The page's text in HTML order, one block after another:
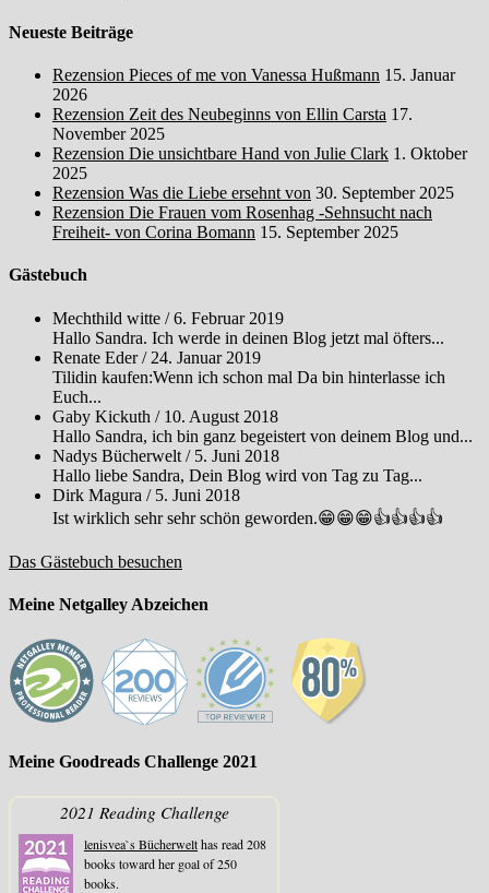
Neueste Beiträge
Rezension Pieces of me von Vanessa Hußmann 15. Januar
2026
Rezension Zeit des Neubeginns von Ellin Carsta 17.
November 2025
Rezension Die unsichtbare Hand von Julie Clark 1. Oktober
2025
Rezension Was die Liebe ersehnt von 30. September 2025
Rezension Die Frauen vom Rosenhag -Sehnsucht nach
Freiheit- von Corina Bomann 15. September 2025
Gästebuch
Mechthild witte /6. Februar 2019
Hallo Sandra. Ich werde in deinen Blog jetzt mal öfters...
Renate Eder/ 24. Januar 2019
Tilidin kaufen:Wenn ich schon mal Da bin hinterlasse ich
Euch...
Gaby Kickuth / 10. August 2018
Hallo Sandra, ich bin ganz begeistert von deinem Blog und...
Nadys Bücherwelt / 5. Juni 2018
Hallo liebe Sandra, Dein Blog wird von Tag zu Tag...
Dirk Magura / 5. Juni 2018
Ist wirklich sehr sehr schön geworden.😁😁😁👍👍👍👍
Das Gästebuch besuchen
Meine Netgalley Abzeichen
Meine Goodreads Challenge 2021
2021 Reading Challenge
lenisvea`s Bücherwelthas read 208
books toward her goal of 250
books.